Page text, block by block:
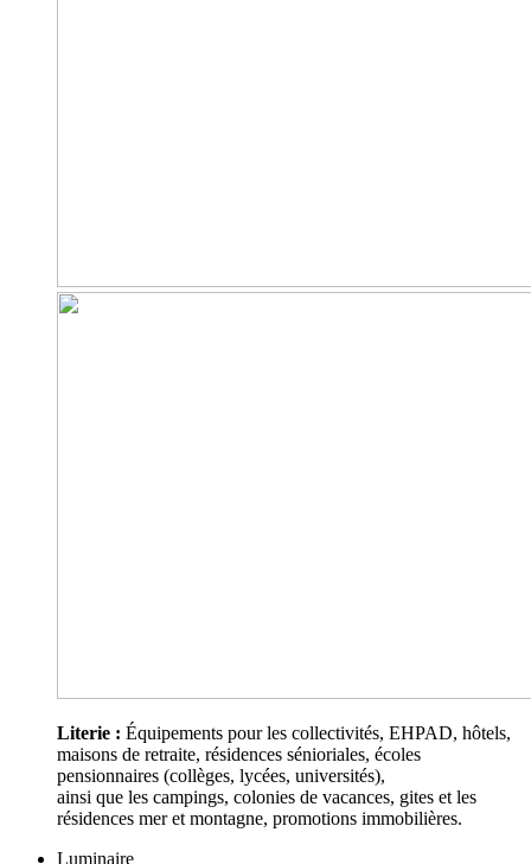
Literie : Équipements pour les collectivités, EHPAD, hôtels,
maisons de retraite, résidences sénioriales, écoles
pensionnaires (collèges, lycées, universités),
ainsi que les campings, colonies de vacances, gites et les
résidences mer et montagne, promotions immobilières.
Luminaire